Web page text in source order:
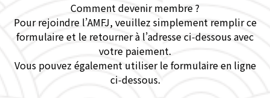
Comment devenir membre ?
Pour rejoindre l’AMFJ, veuillez simplement remplir ce
formulaire et le retourner à l’adresse ci‑dessous avec
votre paiement.
Vous pouvez également utiliser le formulaire en ligne
ci‑dessous.